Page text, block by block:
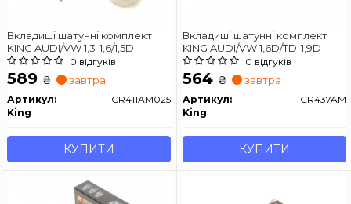
Вкладиші шатунні комплект
KING AUDI/VW 1,3-1,6/1,5D
0 відгуків
589 ₴ завтра
Артикул:
CR411AM025
King
КУПИТИ
Вкладиші шатунні комплект
KING AUDI/VW 1,6D/TD-1,9D
0 відгуків
564 ₴ завтра
Артикул:
CR437AM
King
КУПИТИ